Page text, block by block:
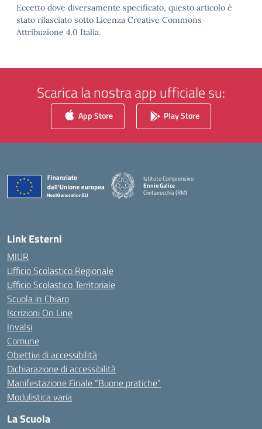
Eccetto dove diversamente specificato, questo articolo è
stato rilasciato sotto Licenza Creative Commons
Attribuzione 4.0 Italia.
Scarica la nostra app ufficiale su:
App Store Play Store
Istituto Comprensivo
Ennio Galice
Civitavecchia (RM)
Link Esterni
MIUR
Ufficio Scolastico Regionale
Ufficio Scolastico Territoriale
Scuola in Chiaro
Iscrizioni On Line
Invalsi
Comune
Obiettivi di accessibilità
Dichiarazione di accessibilità
Manifestazione Finale “Buone pratiche”
Modulistica varia
La Scuola